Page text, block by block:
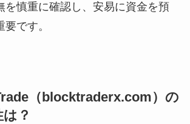
を慎重に確認し、安易に資金を預
です。
（blocktraderx.com）の
？